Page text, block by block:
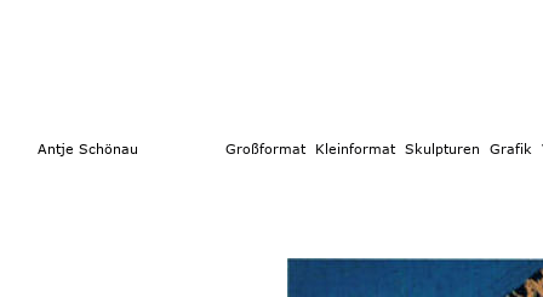
Antje Schönau Großformat Kleinformat Skulpturen Grafik